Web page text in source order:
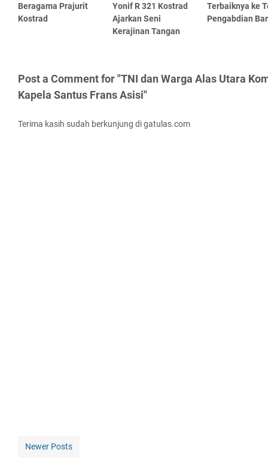
Beragama Prajurit
Kostrad
Yonif R 321 Kostrad
Ajarkan Seni
Kerajinan Tangan
Terbaiknya ke
Pengabdian
Post a Comment for "TNI dan Warga Alas Utara
Kapela Santus Frans Asisi"
Terima kasih sudah berkunjung di gatulas.com
Newer Posts